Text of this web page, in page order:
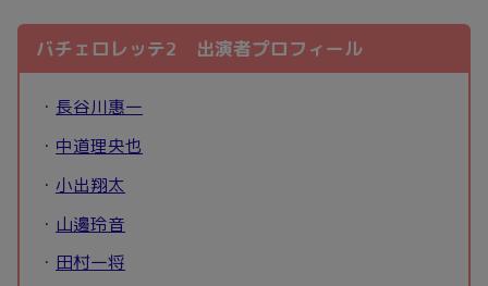
バチェロレッテ2 出演者プロフィール
・ 長谷川惠一
・ 中道理央也
・ 小出翔太
・ 山邊玲音
・ 田村一将